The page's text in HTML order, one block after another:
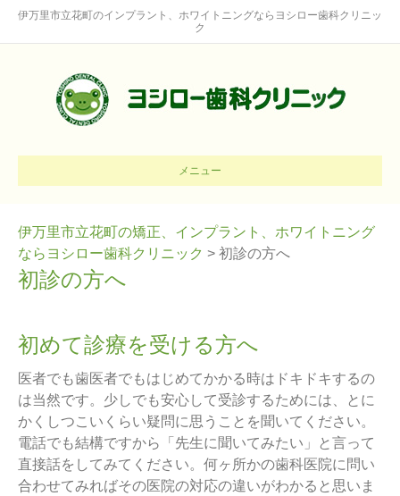
伊万里市立花町のインプラント、ホワイトニングならヨシロー歯科クリニッ
ク
メニュー
伊万里市立花町の矯正、インプラント、ホワイトニング
ならヨシロー歯科クリニック > 初診の方へ
初診の方へ
初めて診療を受ける方へ
医者でも歯医者でもはじめてかかる時はドキドキするの
は当然です。少しでも安心して受診するためには、とに
かくしつこいくらい疑問に思うことを聞いてください。
電話でも結構ですから「先生に聞いてみたい」と言って
直接話をしてみてください。何ヶ所かの歯科医院に問い
合わせてみればその医院の対応の違いがわかると思いま